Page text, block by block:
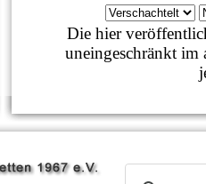
Die hier
uneingeschränkt im